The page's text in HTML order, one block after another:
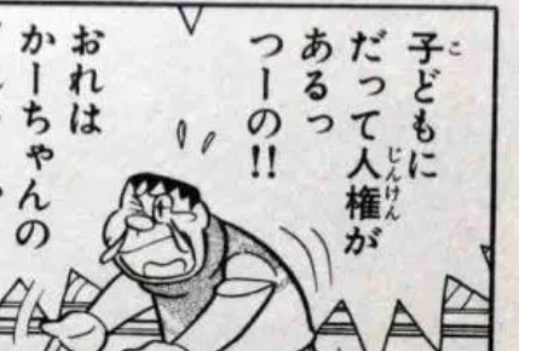
銀行を辞め、家族を失いかけ、
仕事を嫌いになった僕が、10年
かけてようやく気づいたこと。
仕事よりも家庭を圧倒的に大
にすべき４つの理由